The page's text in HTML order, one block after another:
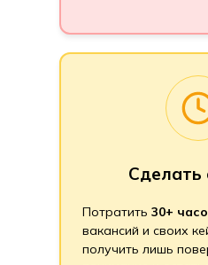
Сделать
Потратить 30+
вакансий и своих
получить лишь